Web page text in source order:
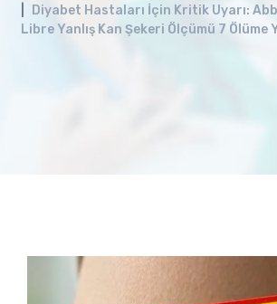
Diyabet Hastaları İçin Kritik Uyarı:
Libre Yanlış Kan Şekeri Ölçümü 7 Ölüme